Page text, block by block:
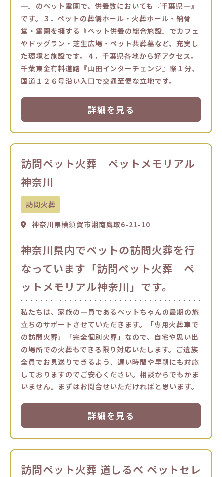
一』のペット霊園で、供養数においても『千葉県一』
です。３．ペットの葬儀ホール・火葬ホール・納骨
堂・霊園を擁する『ペット供養の総合施設』でカフェ
やドッグラン・芝生広場・ペット共葬墓など、充実し
た環境と施設です。４．千葉県各地から好アクセス。
千葉東金有料道路『山田インターチェンジ』際１分、
国道１２６号沿い入口で交通至便な立地です。
詳細を見る
訪問ペット火葬 ペットメモリアル
神奈川
訪問火葬
神奈川県横須賀市湘南鷹取6-21-10
神奈川県内でペットの訪問火葬を行
なっています「訪問ペット火葬 ペ
ットメモリアル神奈川」です。
私たちは、家族の一員であるペットちゃんの最期の旅
立ちのサポートさせていただきます。「専用火葬車で
の訪問火葬」「完全個別火葬」なので、自宅や思い出
の場所での火葬もできる限り対応いたします。ご遺族
全員でお見送りできるよう、遅い時間や早朝にも対応
しておりますのでご安心ください。相談からでもかま
いません。まずはお問合せいただければと思います。
詳細を見る
訪問ペット火葬 道しるべ ペットセレ